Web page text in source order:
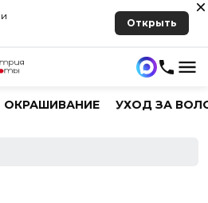
Открыть
ОКРАШИВАНИЕ УХОД ЗА